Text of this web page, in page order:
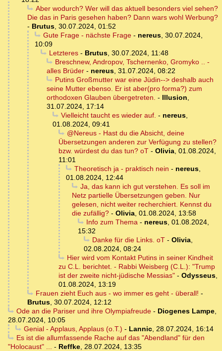
Aber wodurch? Wer will das aktuell besonders viel sehen?
Die das in Paris gesehen haben? Dann wars wohl Werbung?
- Brutus, 30.07.2024, 01:52
Gute Frage - nächste Frage- nereus, 30.07.2024,
10:09
Letzteres- Brutus, 30.07.2024, 11:48
Breschnew, Andropov, Tschernenko, Gromyko .. -
alles Brüder - nereus, 31.07.2024, 08:22
Putins Großmutter war eine Jüdin--> deshalb auch
seine Mutter ebenso. Er ist aber(pro forma?) zum
orthodoxen Glauben übergetreten. - Illusion,
31.07.2024, 17:14
Vielleicht taucht es wieder auf. - nereus,
01.08.2024, 09:41
@Nereus - Hast du die Absicht, deine
Übersetzungen anderen zur Verfügung zu stellen?
bzw. würdest du das tun? oT - Olivia, 01.08.2024,
11:01
Theoretisch ja - praktisch nein - nereus,
01.08.2024, 12:44
Ja, das kann ich gut verstehen. Es soll im
Netz partielle Übersetzungen geben. Nur
gelesen, nicht weiter recherchiert. Kennst du
die zufällig? - Olivia, 01.08.2024, 13:58
Info zum Thema- nereus, 01.08.2024,
15:32
Danke für die Links. oT- Olivia,
02.08.2024, 08:24
Hier wird vom Kontakt Putins in seiner Kindheit
zu C.L. berichtet. - Rabbi Weisberg (C.L.): "Trump
ist der zweite nicht-jüdische Messias" - Odysseus,
01.08.2024, 13:19
Frauen zieht Euch aus - wo immer es geht - überall! -
Brutus, 30.07.2024, 12:12
Ode an die Pariser und ihre Olympiafreude- Diogenes Lampe,
28.07.2024, 10:05
Genial - Applaus, Applaus (o.T.) - Lannic, 28.07.2024, 16:14
Es ist die allumfassende Rache auf das "Abendland" für den
"Holocaust" ... - Reffke, 28.07.2024, 13:35